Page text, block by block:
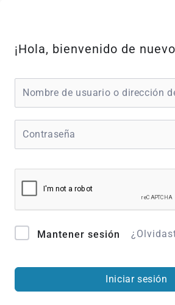
contenido
¡Hola, bienvenido de
Mantener sesión
Iniciar sesión